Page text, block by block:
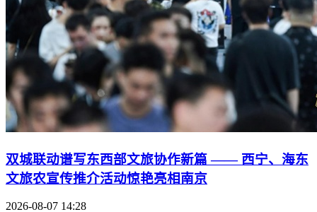
双城联动谱写东西部文旅协作新篇 —— 西宁、海东
文旅农宣传推介活动惊艳亮相南京
2026-08-07 14:28